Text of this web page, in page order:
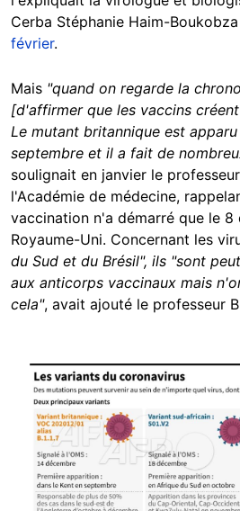
Cerba Stéphanie Haim-
février.
Mais "quand on regarde la
[d'affirmer que les vaccins
Le mutant britannique est
septembre et il a fait de
soulignait en janvier le
l'Académie de médecine,
vaccination n'a démarré que le 8
Royaume-Uni. Concernant les
du Sud et du Brésil", ils "sont
aux anticorps vaccinaux mais
cela", avait ajouté le professeur
Image